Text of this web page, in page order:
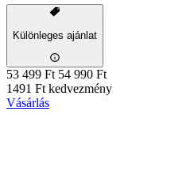
Különleges ajánlat
53 499 Ft 54 990 Ft
1491 Ft kedvezmény
Vásárlás